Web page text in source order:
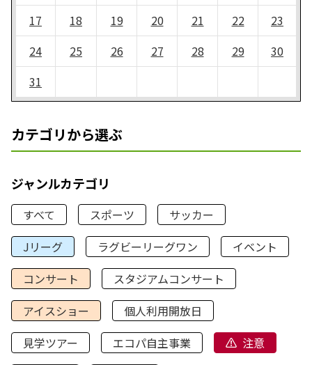
17
18 19 20 21 22
23
24
25 26 27 28 29
30
31
カテゴリから選ぶ
ジャンルカテゴリ
すべて スポーツ
サッカー
Jリーグ
ラグビーリーグワン
イベント
コンサート
スタジアムコンサート
アイスショー
個人利用開放日
見学ツアー
エコパ自主事業
注意